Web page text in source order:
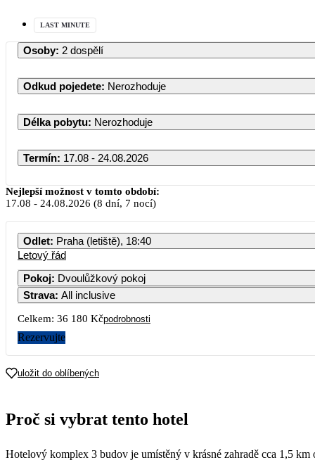
LAST MINUTE
Osoby: 2 dospělí
Odkud pojedete: Nerozhoduje
Délka pobytu: Nerozhoduje
Termín: 17.08 - 24.08.2026
Nejlepší možnost v tomto období:
17.08 - 24.08.2026 (8 dní, 7 nocí)
Odlet: Praha (letiště), 18:40
Letový řád
Pokoj: Dvoulůžkový pokoj
Strava: All inclusive
Celkem: 36 180 Kčpodrobnosti
Rezervujte
uložit do oblíbených
Proč si vybrat tento hotel
Hotelový komplex 3 budov je umístěný v krásné zahradě cca 1,5 km